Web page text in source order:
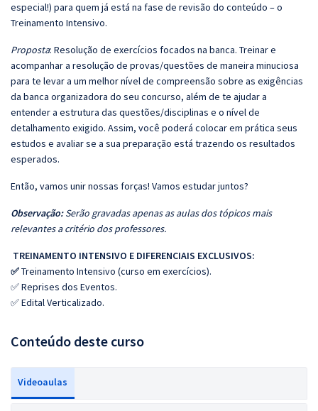
especial!) para quem já está na fase de revisão do conteúdo – o
Treinamento Intensivo.
Proposta: Resolução de exercícios focados na banca. Treinar e
acompanhar a resolução de provas/questões de maneira minuciosa
para te levar a um melhor nível de compreensão sobre as exigências
da banca organizadora do seu concurso, além de te ajudar a
entender a estrutura das questões/disciplinas e o nível de
detalhamento exigido. Assim, você poderá colocar em prática seus
estudos e avaliar se a sua preparação está trazendo os resultados
esperados.
Então, vamos unir nossas forças! Vamos estudar juntos?
Observação:Serão gravadas apenas as aulas dos tópicos mais
relevantes a critério dos professores.
TREINAMENTO INTENSIVO E DIFERENCIAIS EXCLUSIVOS:
✅Treinamento Intensivo (curso em exercícios).
✅ Reprises dos Eventos.
✅ Edital Verticalizado.
Conteúdo deste curso
Videoaulas